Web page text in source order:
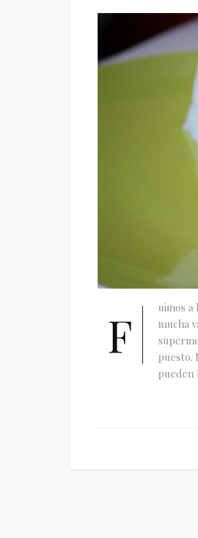
F
uimos
mucha
puesto.
pueden